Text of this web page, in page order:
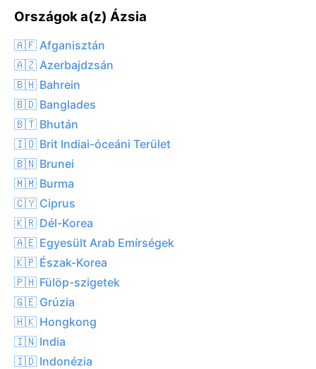
Országok a(z) Ázsia
🇦🇫 Afganisztán
🇦🇿 Azerbajdzsán
🇧🇭 Bahrein
🇧🇩 Banglades
🇧🇹 Bhután
🇮🇴 Brit Indiai-óceáni Terület
🇧🇳 Brunei
🇲🇲 Burma
🇨🇾 Ciprus
🇰🇷 Dél-Korea
🇦🇪 Egyesült Arab Emírségek
🇰🇵 Észak-Korea
🇵🇭 Fülöp-szigetek
🇬🇪 Grúzia
🇭🇰 Hongkong
🇮🇳 India
🇮🇩 Indonézia